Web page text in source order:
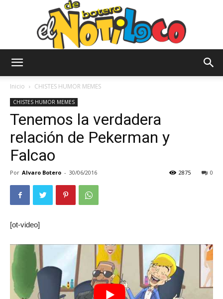
Notiloco
Inicio CHISTES HUMOR MEMES
CHISTES HUMOR MEMES
Tenemos la verdadera
relación de Pekerman y
Falcao
Por Alvaro Botero - 30/06/2016 0
2875
[ot-video]